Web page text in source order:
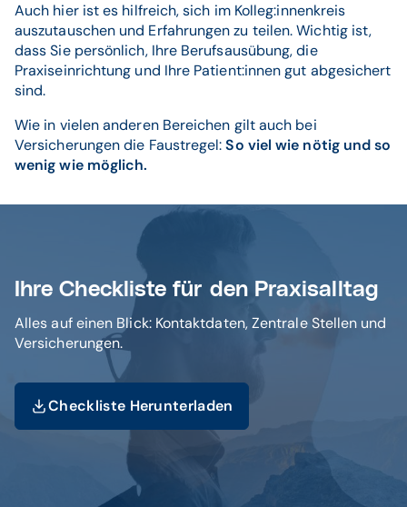
Auch hier ist es hilfreich, sich im Kolleg:innenkreis
auszutauschen und Erfahrungen zu teilen. Wichtig ist,
dass Sie persönlich, Ihre Berufsausübung, die
Praxiseinrichtung und Ihre Patient:innen gut abgesichert
sind.
Wie in vielen anderen Bereichen gilt auch bei
Versicherungen die Faustregel:So viel wie nötig und so
wenig wie möglich.
Ihre Checkliste für den Praxisalltag
Alles auf einen Blick: Kontaktdaten, Zentrale Stellen und
Versicherungen.
Checkliste Herunterladen